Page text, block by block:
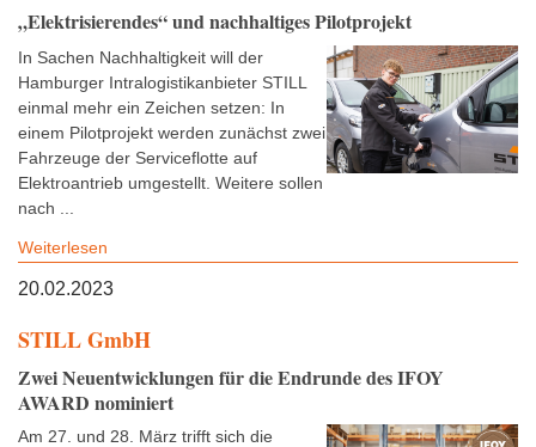
„Elektrisierendes“ und nachhaltiges Pilotprojekt
In Sachen Nachhaltigkeit will der
Hamburger Intralogistikanbieter STILL
einmal mehr ein Zeichen setzen: In
einem Pilotprojekt werden zunächst zwei
Fahrzeuge der Serviceflotte auf
Elektroantrieb umgestellt. Weitere sollen
nach ...
Weiterlesen
20.02.2023
STILL GmbH
Zwei Neuentwicklungen für die Endrunde des IFOY
AWARD nominiert
Am 27. und 28. März trifft sich die